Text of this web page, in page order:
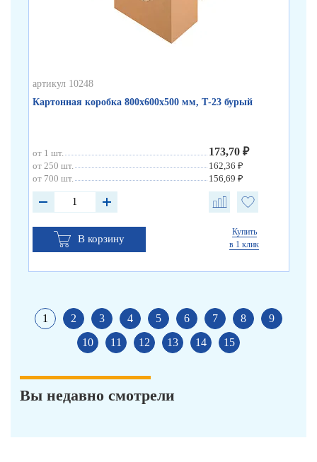
артикул 10248
Картонная коробка 800х600х500 мм, Т-23 бурый
от 1 шт. 173,70 ₽
от 250 шт.
162,36 ₽
от 700 шт.
156,69 ₽
В корзину
Купить
в 1 клик
1 2 3 4 5 6 7 8
9
10
11 12 13 14 15
Вы недавно смотрели